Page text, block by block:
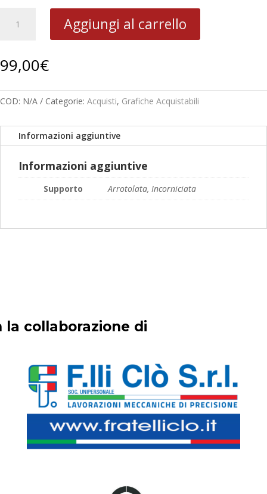
Ambiente
Fita
quantità
Aggiungi al carrello
99,00€
COD: N/A Categorie: Acquisti, Grafiche Acquistabili
Informazioni aggiuntive
Informazioni aggiuntive
Supporto Arrotolata, Incorniciata
la collaborazione di